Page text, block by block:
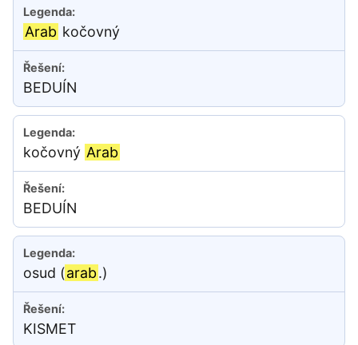
Arab kočovný
BEDUÍN
kočovný Arab
BEDUÍN
osud (arab.)
KISMET